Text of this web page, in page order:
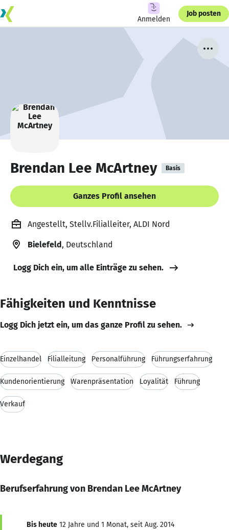
Anmelden
Job posten
Brendan Lee McArtney Basis
Ganzes Profil ansehen
Angestellt, Stellv.Filialleiter, ALDI Nord
Bielefeld, Deutschland
Logg Dich ein, um alle Einträge zu sehen.
Fähigkeiten und Kenntnisse
Logg Dich jetzt ein, um das ganze Profil zu sehen.
Einzelhandel Filialleitung Personalführung Führungserfahrung
Kundenorientierung Warenpräsentation Loyalität Führung
Verkauf
Werdegang
Berufserfahrung von Brendan Lee McArtney
Bis heute 12 Jahre und 1 Monat, seit Aug. 2014